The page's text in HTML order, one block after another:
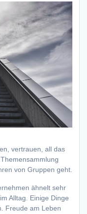
vertrauen, all das
von Gruppen geht.
ähnelt sehr
Alltag. Einige Dinge
Freude am Leben